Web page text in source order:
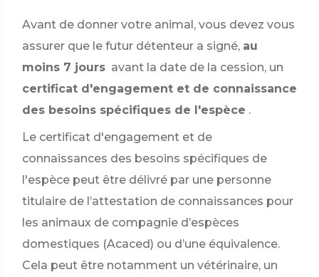
Avant de donner votre animal, vous devez vous
assurer que le futur détenteur a signé, au
moins 7 jours avant la date de la cession, un
certificat d'engagement et de connaissance
des besoins spécifiques de l'espèce .
Le certificat d'engagement et de
connaissances des besoins spécifiques de
l'espèce peut être délivré par une personne
titulaire de l’attestation de connaissances pour
les animaux de compagnie d’espèces
domestiques (Acaced) ou d’une équivalence.
Cela peut être notamment un vétérinaire, un